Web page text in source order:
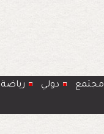
مجتمع دولي رياضة